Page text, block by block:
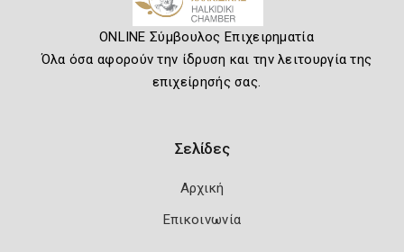
ONLINE Σύμβουλος Επιχειρηματία
Όλα όσα αφορούν την ίδρυση και την λειτουργία της
επιχείρησής σας.
Σελίδες
Αρχική
Επικοινωνία